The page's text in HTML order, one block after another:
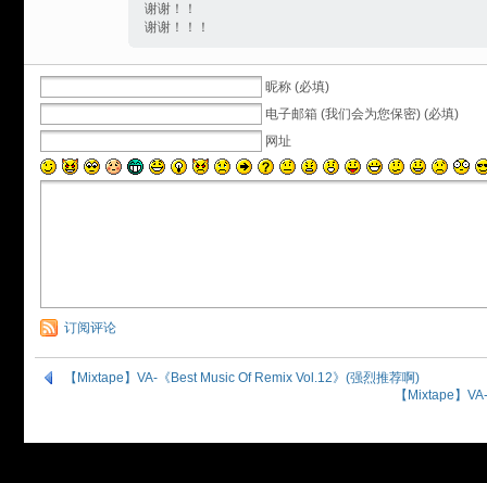
谢谢！！
谢谢！！！
昵称 (必填)
电子邮箱 (我们会为您保密) (必填)
网址
订阅评论
【Mixtape】VA-《Best Music Of Remix Vol.12》(强烈推荐啊)
【Mixtape】